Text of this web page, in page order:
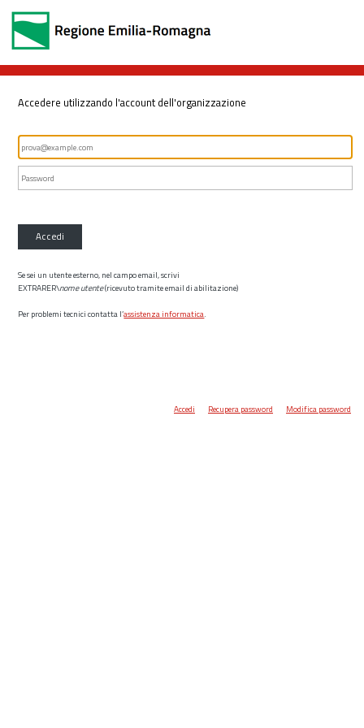
Accedere utilizzando l'account dell'organizzazione
Accedi
Se sei un utente esterno, nel campo email, scrivi
EXTRARER\nome utente(ricevuto tramite email di abilitazione)
Per problemi tecnici contatta l’assistenza informatica.
Accedi Recupera password Modifica password